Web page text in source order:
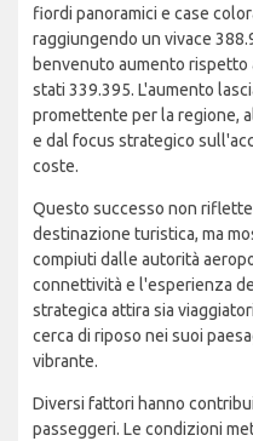
fiordi panoramici e case
raggiungendo un vivace
benvenuto aumento rispetto
stati 339.395. L'aumento
promettente per la regione,
e dal focus strategico
coste.
Questo successo non
destinazione turistica, ma
compiuti dalle autorità
connettività e l'esperienza
strategica attira sia
cerca di riposo nei suoi
vibrante.
Diversi fattori hanno
passeggeri. Le condizioni